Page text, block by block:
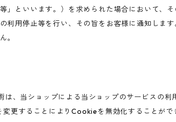
」といいます。）を求められた場合において、
利用停止等を行い、その旨をお客様に通知しま
。
、当ショップによる当ショップのサービスの利
更することによりCookieを無効化することがで